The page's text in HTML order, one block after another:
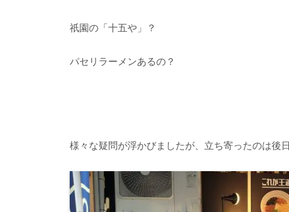
祇園の「十五や」？
パセリラーメンあるの？
様々な疑問が浮かびましたが、立ち寄ったのは後日